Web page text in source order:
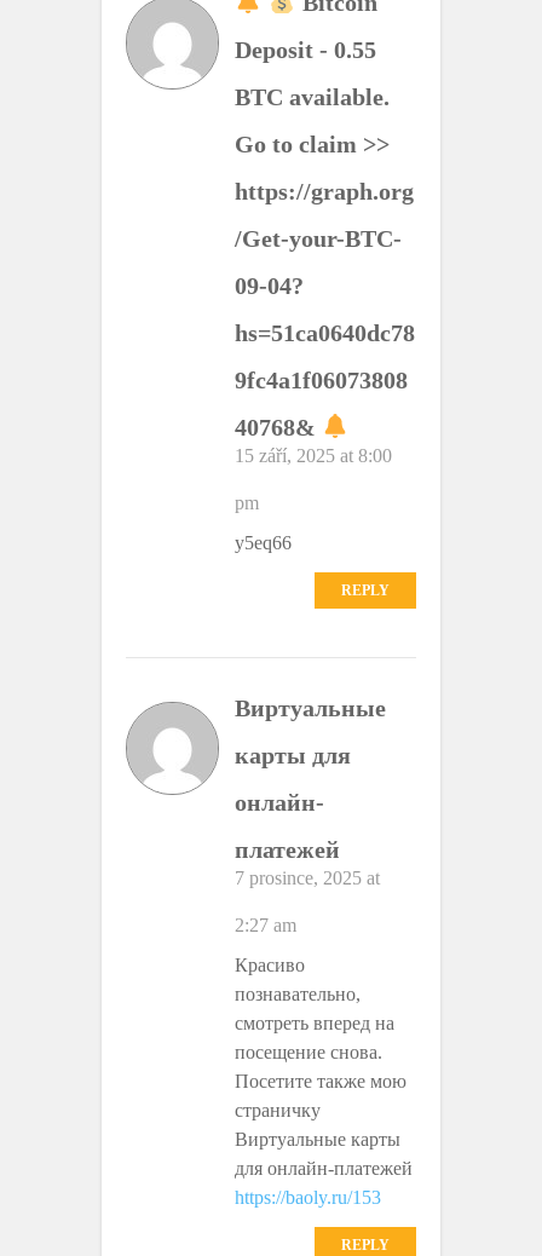
Deposit - 0.55
BTC available.
Go to claim >>
https://graph.org
/Get-your-BTC-
09-04?
hs=51ca0640dc78
9fc4a1f06073808
40768&
15 září, 2025 at 8:00
pm
y5eq66
REPLY
Виртуальные
карты для
онлайн-
платежей
7 prosince, 2025 at
2:27 am
Красиво
познавательно,
смотреть вперед на
посещение снова.
Посетите также мою
страничку
Виртуальные карты
для онлайн-платежей
https://baoly.ru/153
REPLY